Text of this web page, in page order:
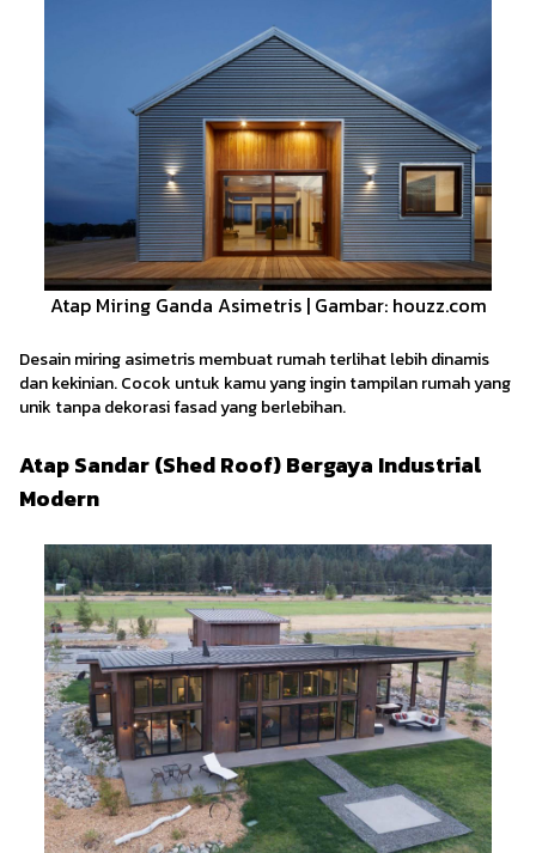
Atap Miring Ganda Asimetris | Gambar: houzz.com
Desain miring asimetris membuat rumah terlihat lebih dinamis
dan kekinian. Cocok untuk kamu yang ingin tampilan rumah yang
unik tanpa dekorasi fasad yang berlebihan.
Atap Sandar (Shed Roof) Bergaya Industrial
Modern